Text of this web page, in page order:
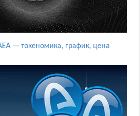
— токеномика, график, цена